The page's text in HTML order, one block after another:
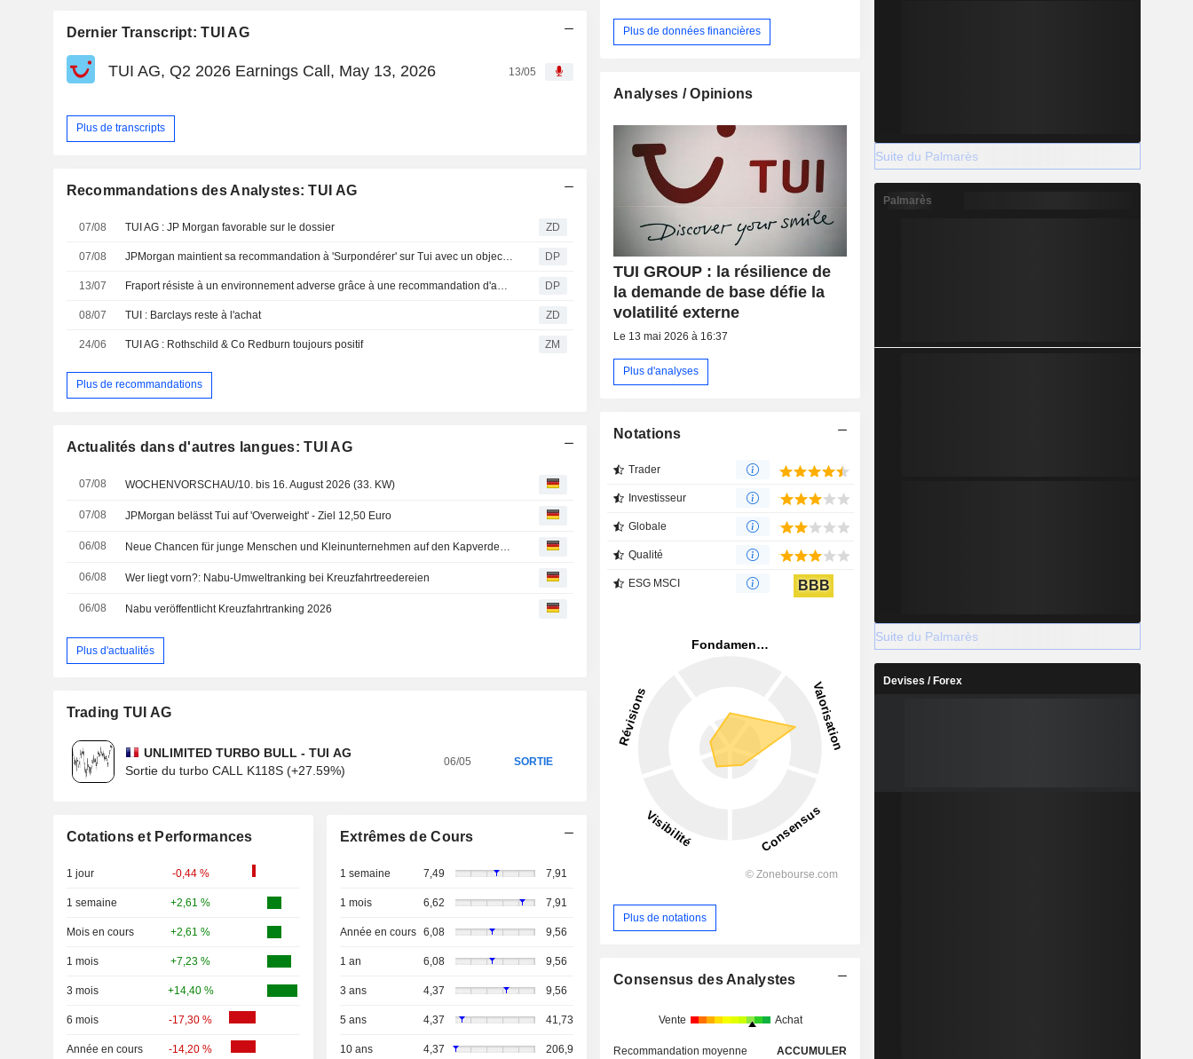
Dernier Transcript: TUI AG
TUI AG, Q2 2026 Earnings Call, May 13, 2026 13/05
Plus de transcripts
Recommandations des Analystes: TUI AG
07/08 TUI AG : JP Morgan favorable sur le dossier ZD
07/08 DP
13/07 DP
08/07 TUI : Barclays reste à l'achat ZD
24/06 TUI AG : Rothschild & Co Redburn toujours positif ZM
Plus de recommandations
Actualités dans d'autres langues: TUI AG
07/08 WOCHENVORSCHAU/10. bis 16. August 2026 (33. KW)
07/08 JPMorgan belässt Tui auf 'Overweight' - Ziel 12,50 Euro
06/08 Neue Chancen für junge Menschen und Kleinunternehmen auf den Kapverden: TUI Care Foundation startet weitere Projekte auf der Insel Sal
06/08 Wer liegt vorn?: Nabu-Umweltranking bei Kreuzfahrtreedereien
06/08 Nabu veröffentlicht Kreuzfahrtranking 2026
Plus d'actualités
Trading TUI AG
UNLIMITED TURBO BULL - TUI AG
Sortie du turbo CALL K118S (+27.59%)
06/05 SORTIE
Cotations et Performances
1 jour -0,44 %
1 semaine +2,61 %
Mois en cours +2,61 %
1 mois +7,23 %
3 mois +14,40 %
6 mois -17,30 %
Année en cours -14,20 %
Extrêmes de Cours
1 semaine 7,49 7,91
1 mois 6,62 7,91
Année en cours 6,08 9,56
1 an 6,08 9,56
3 ans 4,37 9,56
5 ans 4,37 41,73
10 ans 4,37 206,9
Plus de données financières
Analyses / Opinions
TUI GROUP : la résilience de
la demande de base défie la
volatilité externe
Le 13 mai 2026 à 16:37
Plus d'analyses
Notations
Trader
Investisseur
Globale
Qualité
ESG MSCI BBB
Plus de notations
Consensus des Analystes
Vente Achat
Recommandation moyenne ACCUMULER
Suite du Palmarès
Palmarès
Suite du Palmarès
Devises / Forex